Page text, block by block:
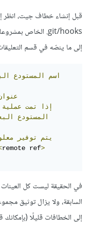
قبل إنشاء خطاف جيت، انظر
إلى ما ينصّه في قسم
اسم المستودع
إذا تمت عملية
المستودع
يتم توفير
remote ref>
في الحقيقة ليست كل
السابقة، ولا يزال توثيق
إلى الخطافات قليلًا